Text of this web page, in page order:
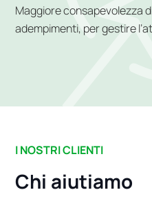
Maggiore consapevolezza
adempimenti, per gestire
I NOSTRI CLIENTI
Chi aiutiamo